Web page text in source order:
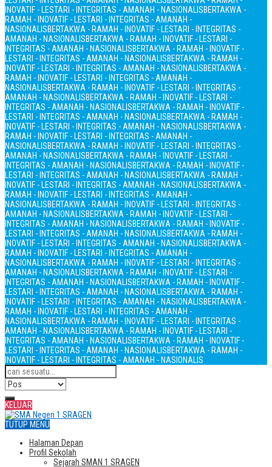
INOVATIF - LESTARI - INTEGRITAS - AMANAH - NASIONALISBERTAKWA -
RAMAH - INOVATIF - LESTARI - INTEGRITAS - AMANAH -
NASIONALISBERTAKWA - RAMAH - INOVATIF - LESTARI - INTEGRITAS -
AMANAH - NASIONALISBERTAKWA - RAMAH - INOVATIF - LESTARI -
INTEGRITAS - AMANAH - NASIONALISBERTAKWA - RAMAH - INOVATIF -
LESTARI - INTEGRITAS - AMANAH - NASIONALISBERTAKWA - RAMAH -
INOVATIF - LESTARI - INTEGRITAS - AMANAH - NASIONALISBERTAKWA -
RAMAH - INOVATIF - LESTARI - INTEGRITAS - AMANAH -
NASIONALISBERTAKWA - RAMAH - INOVATIF - LESTARI - INTEGRITAS -
AMANAH - NASIONALISBERTAKWA - RAMAH - INOVATIF - LESTARI -
INTEGRITAS - AMANAH - NASIONALISBERTAKWA - RAMAH - INOVATIF -
LESTARI - INTEGRITAS - AMANAH - NASIONALISBERTAKWA - RAMAH -
INOVATIF - LESTARI - INTEGRITAS - AMANAH - NASIONALISBERTAKWA -
RAMAH - INOVATIF - LESTARI - INTEGRITAS - AMANAH -
NASIONALISBERTAKWA - RAMAH - INOVATIF - LESTARI - INTEGRITAS -
AMANAH - NASIONALISBERTAKWA - RAMAH - INOVATIF - LESTARI -
INTEGRITAS - AMANAH - NASIONALISBERTAKWA - RAMAH - INOVATIF -
LESTARI - INTEGRITAS - AMANAH - NASIONALISBERTAKWA - RAMAH -
INOVATIF - LESTARI - INTEGRITAS - AMANAH - NASIONALISBERTAKWA -
RAMAH - INOVATIF - LESTARI - INTEGRITAS - AMANAH -
NASIONALISBERTAKWA - RAMAH - INOVATIF - LESTARI - INTEGRITAS -
AMANAH - NASIONALISBERTAKWA - RAMAH - INOVATIF - LESTARI -
INTEGRITAS - AMANAH - NASIONALISBERTAKWA - RAMAH - INOVATIF -
LESTARI - INTEGRITAS - AMANAH - NASIONALISBERTAKWA - RAMAH -
INOVATIF - LESTARI - INTEGRITAS - AMANAH - NASIONALISBERTAKWA -
RAMAH - INOVATIF - LESTARI - INTEGRITAS - AMANAH -
NASIONALISBERTAKWA - RAMAH - INOVATIF - LESTARI - INTEGRITAS -
AMANAH - NASIONALISBERTAKWA - RAMAH - INOVATIF - LESTARI -
INTEGRITAS - AMANAH - NASIONALISBERTAKWA - RAMAH - INOVATIF -
LESTARI - INTEGRITAS - AMANAH - NASIONALISBERTAKWA - RAMAH -
INOVATIF - LESTARI - INTEGRITAS - AMANAH - NASIONALISBERTAKWA -
RAMAH - INOVATIF - LESTARI - INTEGRITAS - AMANAH -
NASIONALISBERTAKWA - RAMAH - INOVATIF - LESTARI - INTEGRITAS -
AMANAH - NASIONALISBERTAKWA - RAMAH - INOVATIF - LESTARI -
INTEGRITAS - AMANAH - NASIONALISBERTAKWA - RAMAH - INOVATIF -
LESTARI - INTEGRITAS - AMANAH - NASIONALISBERTAKWA - RAMAH -
INOVATIF - LESTARI - INTEGRITAS - AMANAH - NASIONALIS
KELUAR
TUTUP MENU
Halaman Depan
Profil Sekolah
Sejarah SMAN 1 SRAGEN